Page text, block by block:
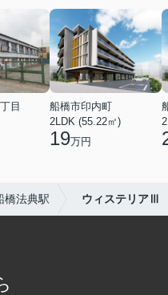
目
船橋市印内町
2LDK (55.22㎡)
19万円
橋法典駅 ウィステリアⅢ